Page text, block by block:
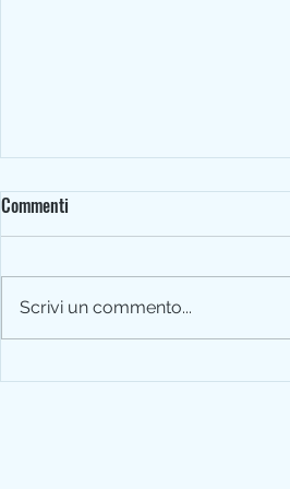
Elezioni Consiglio Direttivo
momento di ritrovarci per uno
Commenti
Scrivi un commento...